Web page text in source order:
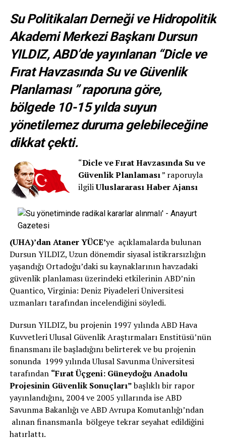
Su Politikaları Derneği ve Hidropolitik
Akademi Merkezi Başkanı Dursun
YILDIZ, ABD’de yayınlanan “Dicle ve
Fırat Havzasında Su ve Güvenlik
Planlaması ” raporuna göre,
bölgede 10-15 yılda suyun
yönetilemez duruma gelebileceğine
dikkat çekti.
“Dicle ve Fırat Havzasında Su ve
Güvenlik Planlaması” raporuyla
ilgiliUluslararası Haber Ajansı
(UHA)’dan Ataner YÜCE’ye açıklamalarda bulunan
Dursun YILDIZ, Uzun dönemdir siyasal istikrarsızlığın
yaşandığı Ortadoğu’daki su kaynaklarının havzadaki
güvenlik planlaması üzerindeki etkilerinin ABD’nin
Quantico, Virginia: Deniz Piyadeleri Üniversitesi
uzmanları tarafından incelendiğini söyledi.
Dursun YILDIZ, bu projenin 1997 yılında ABD Hava
Kuvvetleri Ulusal Güvenlik Araştırmaları Enstitüsü’nün
finansmanı ile başladığını belirterek ve bu projenin
sonunda 1999 yılında Ulusal Savunma Üniversitesi
tarafından “Fırat Üçgeni: Güneydoğu Anadolu
Projesinin Güvenlik Sonuçları”başlıklı bir rapor
yayınlandığını, 2004 ve 2005 yıllarında ise ABD
Savunma Bakanlığı ve ABD Avrupa Komutanlığı’ndan
alınan finansmanla bölgeye tekrar seyahat edildiğini
hatırlattı.